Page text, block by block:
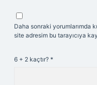
Daha sonraki yorumlarımda
site adresim bu tarayıcıya
6 + 2 kaçtır? *